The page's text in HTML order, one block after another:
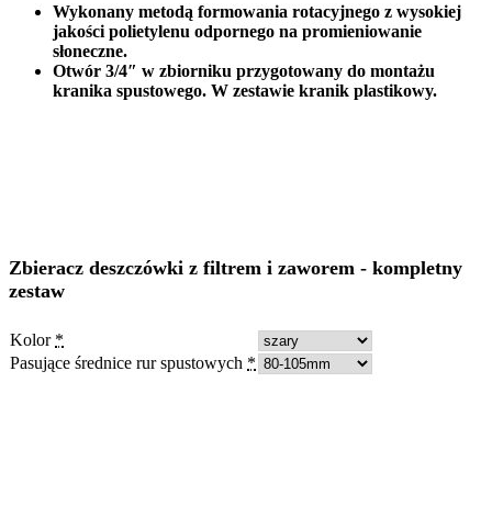
Wykonany metodą formowania rotacyjnego z wysokiej
jakości polietylenu odpornego na promieniowanie
słoneczne.
Otwór 3/4″ w zbiorniku przygotowany do montażu
kranika spustowego. W zestawie kranik plastikowy.
Zbieracz deszczówki z filtrem i zaworem - kompletny
zestaw
Kolor *
Pasujące średnice rur spustowych *